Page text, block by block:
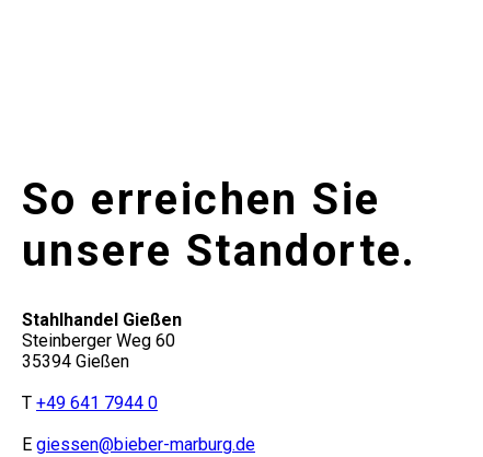
So erreichen Sie
unsere Standorte.
Stahlhandel Gießen
Steinberger Weg 60
35394 Gießen
T +49 641 7944 0
E giessen@bieber-marburg.de